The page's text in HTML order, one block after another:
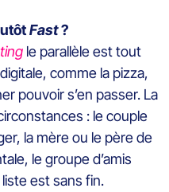
Fast?
le parallèle est tout
comme la pizza,
pouvoir s’en passer. La
: le couple
la mère ou le père de
le groupe d’amis
est sans fin.